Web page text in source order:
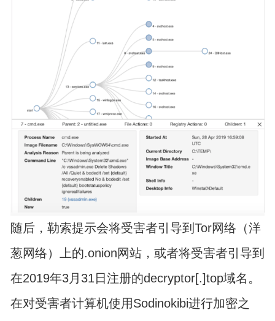
随后，勒索提示会将受害者引导到Tor网络（洋
葱网络）上的.onion网站，或者将受害者引导到
在2019年3月31日注册的decryptor[.]top域名。
在对受害者计算机使用Sodinokibi进行加密之